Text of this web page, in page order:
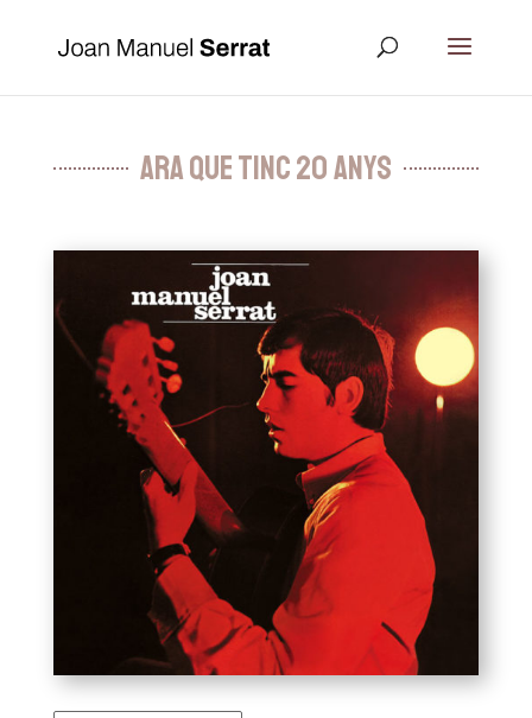
Ara que tinc 20 anys